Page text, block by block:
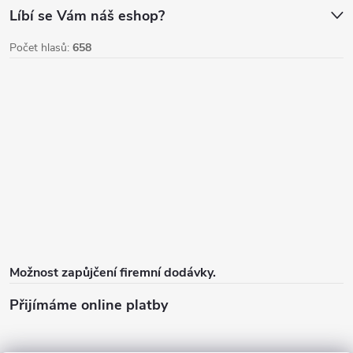
Líbí se Vám náš eshop?
Počet hlasů: 658
Možnost zapůjčení firemní dodávky.
Přijímáme online platby